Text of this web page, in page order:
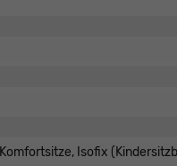
Komfortsitze, Isofix